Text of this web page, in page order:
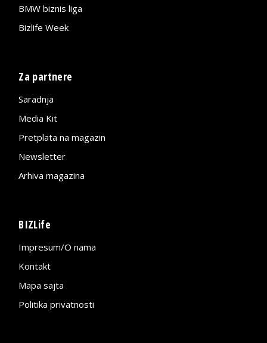
BMW biznis liga
Bizlife Week
Za partnere
Saradnja
Media Kit
Pretplata na magazin
Newsletter
Arhiva magazina
BIZLife
Impresum/O nama
Kontakt
Mapa sajta
Politika privatnosti